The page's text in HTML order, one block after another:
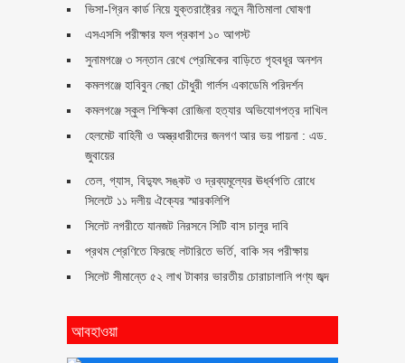
ভিসা-গ্রিন কার্ড নিয়ে যুক্তরাষ্ট্রের নতুন নীতিমালা ঘোষণা
এসএসসি পরীক্ষার ফল প্রকাশ ১০ আগস্ট
সুনামগঞ্জে ৩ সন্তান রেখে প্রেমিকের বাড়িতে গৃহবধূর অনশন
কমলগঞ্জে হাবিবুন নেছা চৌধুরী গার্লস একাডেমি পরিদর্শন
কমলগঞ্জে স্কুল শিক্ষিকা রোজিনা হত্যার অভিযোগপত্র দাখিল
হেলমেট বাহিনী ও অস্ত্রধারীদের জনগণ আর ভয় পায়না : এড.
জুবায়ের
তেল, গ্যাস, বিদ্যুৎ সঙ্কট ও দ্রব্যমূল্যের ঊর্ধ্বগতি রোধে
সিলেটে ১১ দলীয় ঐক্যের স্মারকলিপি
সিলেট নগরীতে যানজট নিরসনে সিটি বাস চালুর দাবি
প্রথম শ্রেণিতে ফিরছে লটারিতে ভর্তি, বাকি সব পরীক্ষায়
সিলেট সীমান্তে ৫২ লাখ টাকার ভারতীয় চোরাচালানি পণ্য জব্দ
আবহাওয়া